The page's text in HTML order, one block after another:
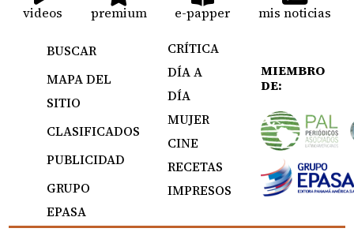
videos premium e-papper mis noticias
BUSCAR
MAPA DEL
SITIO
CLASIFICADOS
PUBLICIDAD
GRUPO
EPASA
CRÍTICA
DÍA A
DÍA
MUJER
CINE
RECETAS
IMPRESOS
MIEMBRO
DE: